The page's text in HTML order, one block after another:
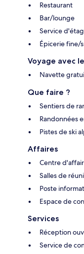
Restaurant
Bar/lounge
Service
Épicerie fine/
Voyage avec
Navette
Que faire ?
Sentiers de
Randonnées
Pistes de ski
Affaires
Centre
Salles de
Poste
Espace de
Services
Réception
Service de